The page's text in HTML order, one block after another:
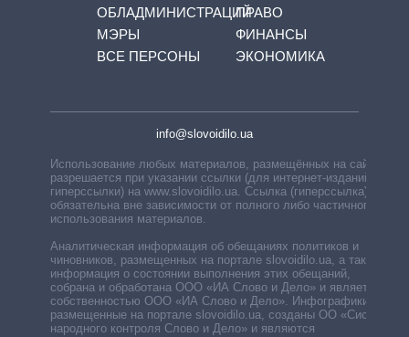
ОБЛАДМИНИСТРАЦИЙ
МЭРЫ
ВСЕ ПЕРСОНЫ
ПРАВО
ФИНАНСЫ
ЭКОНОМИКА
info@slovoidilo.ua
Использование любых материалов, размещённых на сайте,
разрешается при указании ссылки (для интернет-изданий —
гиперссылки) на www.slovoidilo.ua. Ссылка (гиперссылка)
обязательна вне зависимости от полного либо частичного
использования материалов.
Аналитическая информация об обещаниях политиков и
чиновников, размещенных на портале slovoidilo.ua, а также
информация о состоянии выполнения этих обещаний,
собрана и обработана ООО «ИА Слово и Дело» и является
собственностью ООО «ИА Слово и Дело». Инфографики,
размещенные на портале slovoidilo.ua, созданы ОО «Система
народного контроля Слово и Дело» и являются